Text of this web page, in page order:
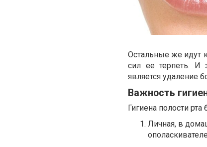
Остальные же идут
сил ее терпеть. И
является удаление
Важность
Гигиена полости
Личная, в